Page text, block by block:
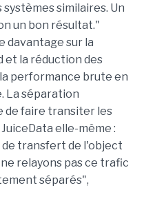
systèmes similaires. Un
un bon résultat."
davantage sur la
et la réduction des
performance brute en
La séparation
de faire transiter les
elle-même :
de transfert de l'object
relayons pas ce trafic
séparés",